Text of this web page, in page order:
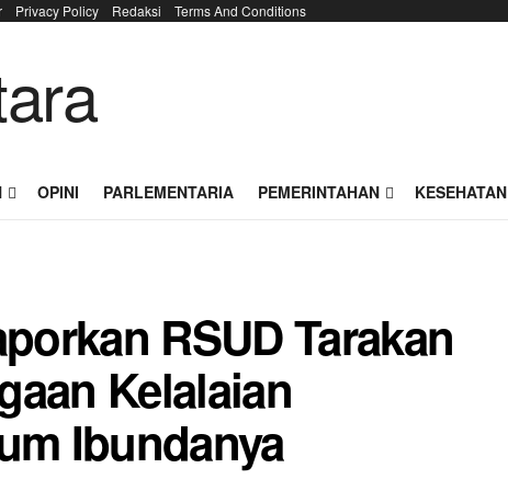
Privacy Policy Redaksi Terms And Conditions
OPINI PARLEMENTARIA PEMERINTAHAN KESEHATAN
RSUD Tarakan
Kelalaian
Ibundanya